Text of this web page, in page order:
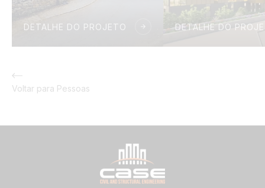
DETALHE DO PROJETO DETALHE DO
Voltar para Pessoas